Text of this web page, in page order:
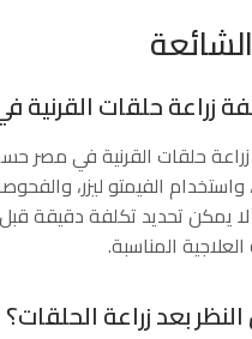
زراعة حلقات القرنية
حلقات القرنية في مصر
واستخدام الفيمتو ليزر،
لا يمكن تحديد تكلفة دقيقة
المناسبة.
بعد زراعة الحلقات؟